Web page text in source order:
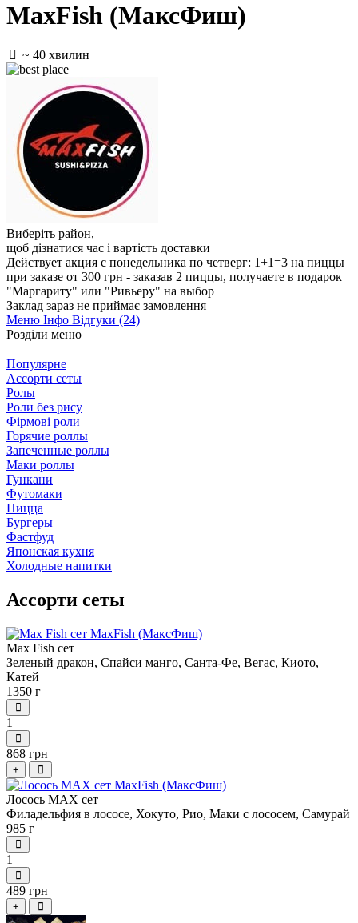
MaxFish (МаксФиш)
~ 40 хвилин
Виберіть район,
щоб дізнатися час і вартість доставки
Действует акция с понедельника по четверг: 1+1=3 на пиццы
при заказе от 300 грн - заказав 2 пиццы, получаете в подарок
"Маргариту" или "Ривьеру" на выбор
Заклад зараз не приймає замовлення
Меню Інфо Відгуки (24)
Розділи меню
Популярне
Ассорти сеты
Ролы
Роли без рису
Фірмові роли
Горячие роллы
Запеченные роллы
Маки роллы
Гункани
Футомаки
Пицца
Бургеры
Фастфуд
Японская кухня
Холодные напитки
Ассорти сеты
Мах Fish сет
Зеленый дракон, Спайси манго, Санта-Фе, Вегас, Киото,
Катей
1350 г
1
868 грн
+
Лосось MАХ сет
Филадельфия в лососе, Хокуто, Рио, Маки с лососем, Самурай
985 г
1
489 грн
+